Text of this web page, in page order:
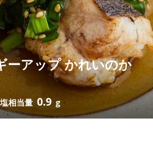
ーアップ かれいのか
相当量 0.9 g